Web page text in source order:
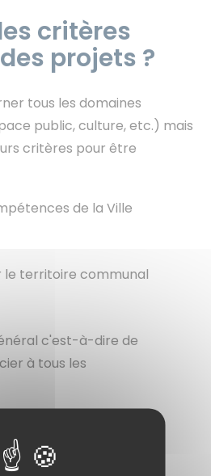
critères
projets ?
tous les domaines
public, culture, etc.) mais
critères pour être
de la Ville
le territoire communal
c'est-à-dire de
à tous les